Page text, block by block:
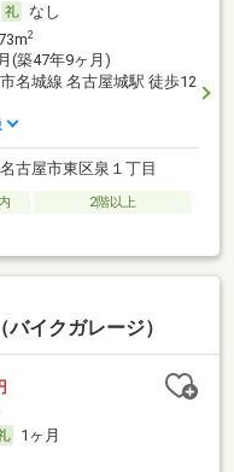
なし
2
(築47年9ヶ月)
名城線 名古屋城駅 徒歩12
古屋市東区泉１丁目
2階以上
イクガレージ）
1ヶ月